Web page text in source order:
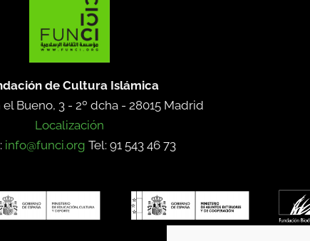
de Cultura Islámica
Bueno, 3 - 2º dcha - 28015 Madrid
Localización
info@funci.org Tel: 91 543 46 73